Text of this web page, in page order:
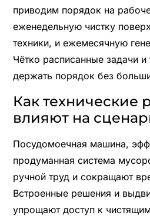
приводим порядок на
еженедельную чистку
техники, и ежемесячную
Чётко расписанные задачи
держать порядок без
Как технические
влияют на
Посудомоечная машина,
продуманная система
ручной труд и сокращают
Встроенные решения и
упрощают доступ к